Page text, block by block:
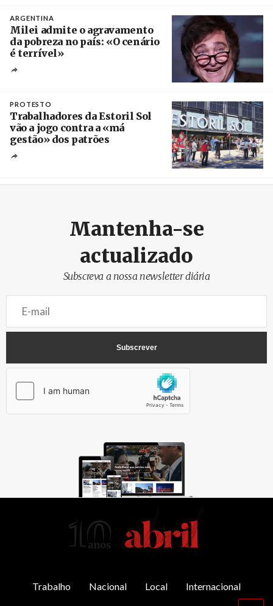
ARGENTINA
Milei admite o agravamento
da pobreza no país: «O cenário
é terrível»
PROTESTO
Trabalhadores da Estoril Sol
vão a jogo contra a «má
gestão» dos patrões
Mantenha-se
actualizado
Subscreva a nossa newsletter diária
Trabalho Nacional Local
Internacional